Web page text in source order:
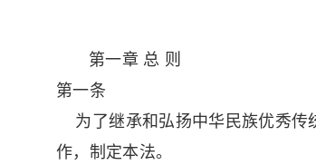
第一章 总 则
第一条
为了继承和弘扬中华民族优秀传
作，制定本法。